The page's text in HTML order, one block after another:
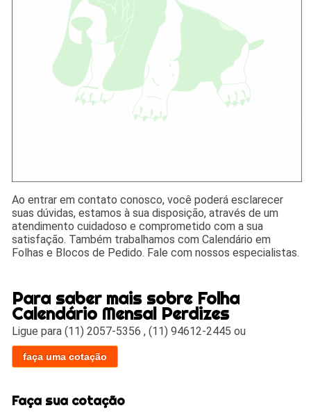
Ao entrar em contato conosco, você poderá esclarecer
suas dúvidas, estamos à sua disposição, através de um
atendimento cuidadoso e comprometido com a sua
satisfação. Também trabalhamos com Calendário em
Folhas e Blocos de Pedido. Fale com nossos especialistas.
Para saber mais sobre Folha
Calendário Mensal Perdizes
Ligue para(11) 2057-5356 ,(11) 94612-2445 ou
faça uma cotação
Faça sua cotação